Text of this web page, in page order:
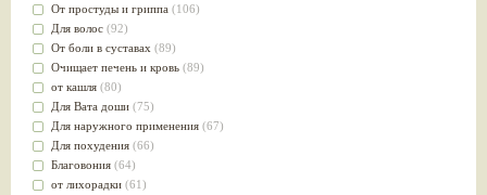
От простуды и гриппа (106)
Для волос (92)
От боли в суставах (89)
Очищает печень и кровь (89)
от кашля (80)
Для Вата доши (75)
Для наружного применения (67)
Для похудения (66)
Благовония (64)
от лихорадки (61)